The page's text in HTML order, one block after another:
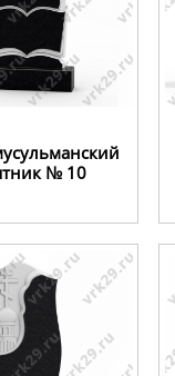
№ 10